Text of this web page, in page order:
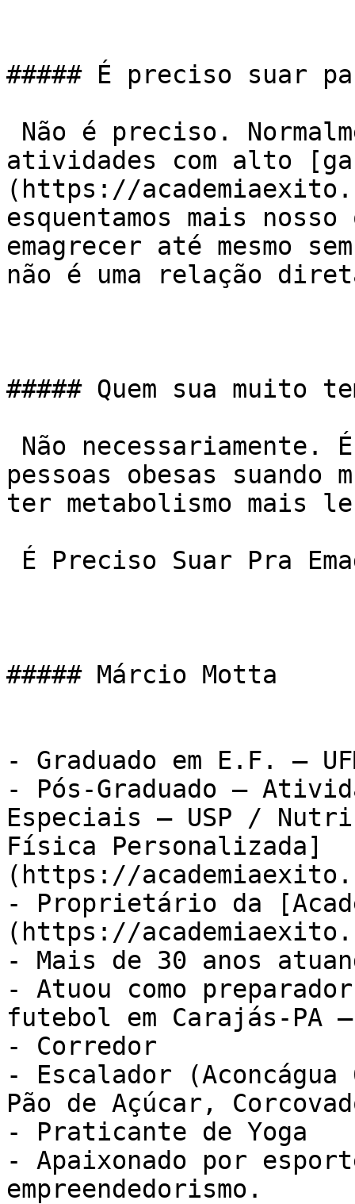
##### É preciso suar
atividades com alto
(https://
esquentamos mais nosso
emagrecer até mesmo
não é uma relação
##### Quem sua muito
pessoas obesas suando
ter metabolismo mais
##### Márcio Motta
- Graduado em E.F. –
- Pós-Graduado –
Especiais – USP /
Física Personalizada]
(https://
- Proprietário da
(https://
- Mais de 30 anos
- Atuou como
futebol em Carajás-PA –
- Corredor
- Escalador
Pão de Açúcar,
- Praticante de Yoga
- Apaixonado por
empreendedorismo.